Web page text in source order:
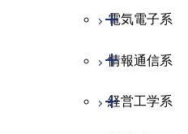
シス
エン
電気電子系
開閉
電気
エネ
情報通信系
開閉
情報
経営工学系
開閉